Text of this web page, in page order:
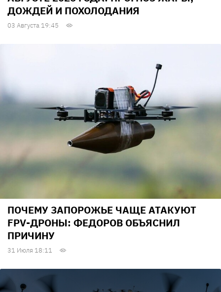
ДОЖДЕЙ И ПОХОЛОДАНИЯ
03 Августа 19:45
ПОЧЕМУ ЗАПОРОЖЬЕ ЧАЩЕ АТАКУЮТ
FPV-ДРОНЫ: ФЕДОРОВ ОБЪЯСНИЛ
ПРИЧИНУ
31 Июля 18:11